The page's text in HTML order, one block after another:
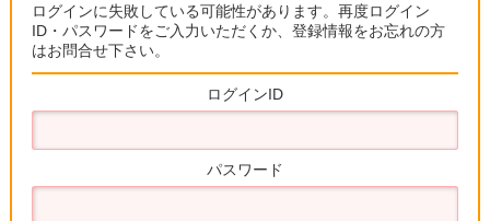
ログインに失敗している可能性があります。再度ログイン
ID・パスワードをご入力いただくか、登録情報をお忘れの方
はお問合せ下さい。
ログインID
パスワード